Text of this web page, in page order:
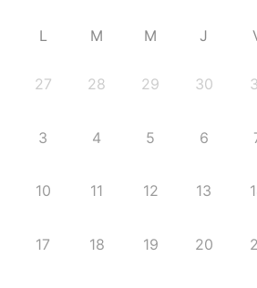
L M M J
27 28 29 30
3 4 5 6
10 11 12 13
17 18 19 20